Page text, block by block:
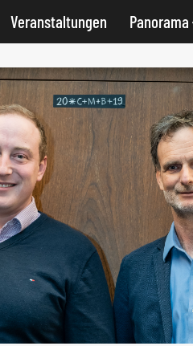
Veranstaltungen Panorama